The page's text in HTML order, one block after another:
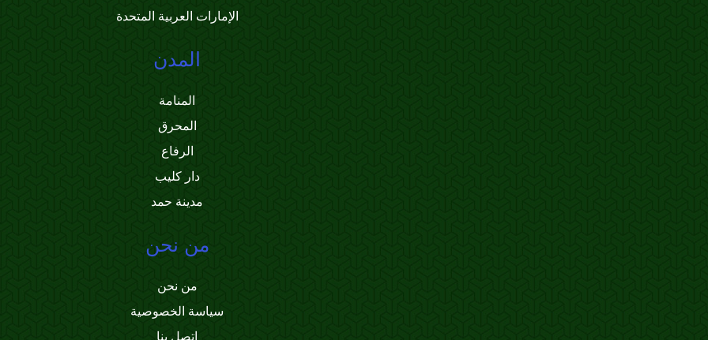
الإمارات العربية المتحدة
المدن
المنامة
المحرق
الرفاع
دار كليب
مدينة حمد
من نحن
من نحن
سياسة الخصوصية
اتصل بنا